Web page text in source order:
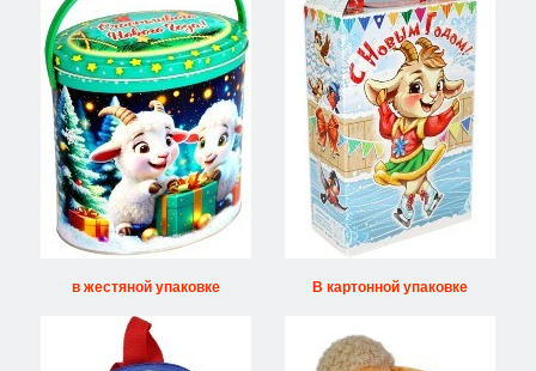
в жестяной упаковке В картонной упаковке